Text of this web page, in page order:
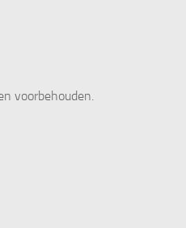
voorbehouden.